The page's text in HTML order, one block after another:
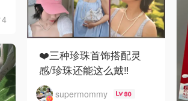
❤️三种珍珠首饰搭配灵
感/珍珠还能这么戴‼️
supermommy 30
4